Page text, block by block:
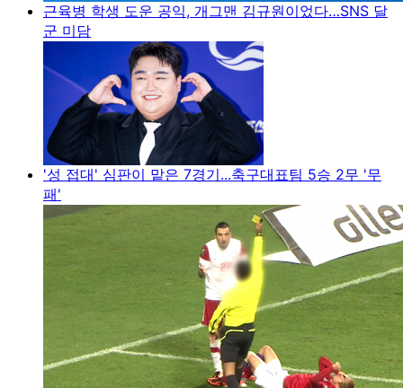
근육병 학생 도운 공익, 개그맨 김규원이었다…SNS 달
군 미담
'성 접대' 심판이 맡은 7경기...축구대표팀 5승 2무 '무
패'